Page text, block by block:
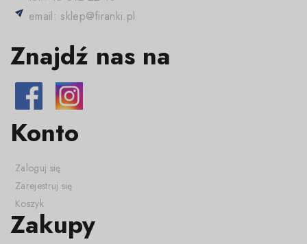
email: sklep@firanki.pl
Znajdź nas na
Konto
Zaloguj się
Zarejestruj się
Koszyk
Zakupy